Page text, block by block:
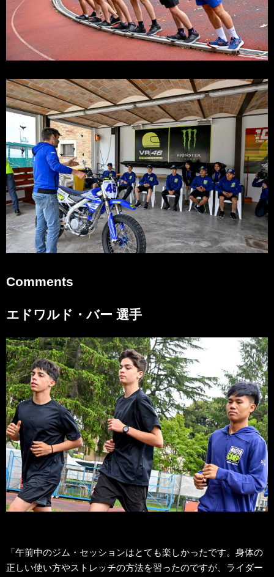
Comments
エドワルド・バー 選手
「午前中のジム・セッションはとても楽しかったです。身体の
正しい使い方やストレッチの方法を習ったのですが、ライダー